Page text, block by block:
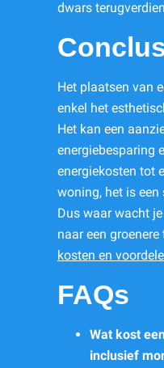
dwars
Het plaatsen van
enkel het
Het kan een
energiebesparing
energiekosten tot
woning, het is
Dus waar wacht
naar een
kosten en
FAQs
Wat kost
inclusief